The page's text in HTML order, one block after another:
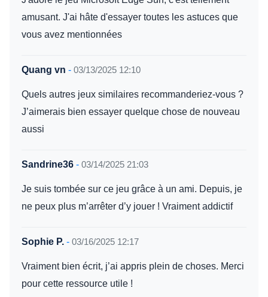
amusant. J'ai hâte d'essayer toutes les astuces que
vous avez mentionnées
Quang vn - 03/13/2025 12:10
Quels autres jeux similaires recommanderiez-vous ?
J’aimerais bien essayer quelque chose de nouveau
aussi
Sandrine36 - 03/14/2025 21:03
Je suis tombée sur ce jeu grâce à un ami. Depuis, je
ne peux plus m’arrêter d’y jouer ! Vraiment addictif
Sophie P. - 03/16/2025 12:17
Vraiment bien écrit, j’ai appris plein de choses. Merci
pour cette ressource utile !